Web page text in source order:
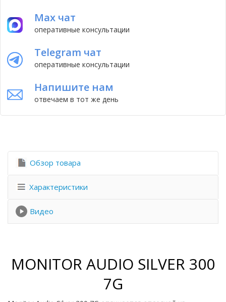
Max чат
оперативные консультации
Telegram чат
оперативные консультации
Напишите нам
отвечаем в тот же день
Обзор товара
Характеристики
Видео
MONITOR AUDIO SILVER 300
7G